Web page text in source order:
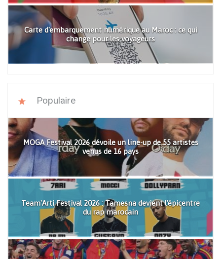
Carte d'embarquement numérique au Maroc : ce qui
change pour les voyageurs
Populaire
MOGA Festival 2026 dévoile un line-up de 55 artistes
venus de 16 pays
Team'Arti Festival 2026 : Tamesna devient l'épicentre
du rap marocain